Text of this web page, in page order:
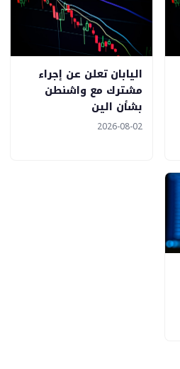
اليابان تعلن عن إجراء
مشترك مع واشنطن
بشأن الين
2026-08-02